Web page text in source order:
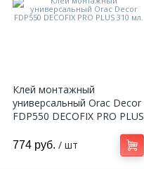
Клей монтажный
универсальный Orac Decor
FDP550 DECOFIX PRO PLUS
774 руб. / шт